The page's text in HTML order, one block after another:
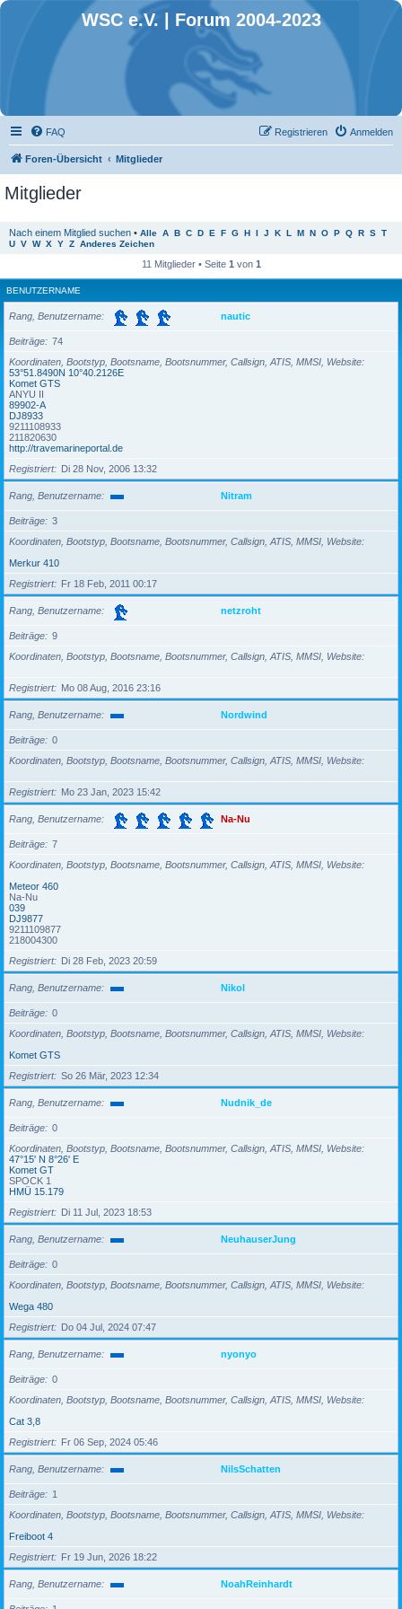
WSC e.V. | Forum 2004-2023
FAQ Anmelden
Registrieren
Foren-Übersicht Mitglieder
Mitglieder
Nach einem Mitglied suchen • Alle A B C D E F G H I J K L M N O P Q R S T
U V W X Y Z Anderes Zeichen
11 Mitglieder • Seite 1 von 1
BENUTZERNAME
Rang, Benutzername nautic
Beiträge
74
Koordinaten, Bootstyp, Bootsname, Bootsnummer, Callsign, ATIS, MMSI, Website
53°51.8490N 10°40.2126E
Komet GTS
ANYU II
89902-A
DJ8933
9211108933
211820630
http://travemarineportal.de
Registriert
Di 28 Nov, 2006 13:32
Rang, Benutzername Nitram
Beiträge
3
Koordinaten, Bootstyp, Bootsname, Bootsnummer, Callsign, ATIS, MMSI, Website
Merkur 410
Registriert
Fr 18 Feb, 2011 00:17
Rang, Benutzername netzroht
Beiträge
9
Koordinaten, Bootstyp, Bootsname, Bootsnummer, Callsign, ATIS, MMSI, Website
Registriert Mo 08 Aug, 2016 23:16
Rang, Benutzername Nordwind
Beiträge
0
Koordinaten, Bootstyp, Bootsname, Bootsnummer, Callsign, ATIS, MMSI, Website
Registriert Mo 23 Jan, 2023 15:42
Rang, Benutzername Na-Nu
Beiträge
7
Koordinaten, Bootstyp, Bootsname, Bootsnummer, Callsign, ATIS, MMSI, Website
Meteor 460
Na-Nu
039
DJ9877
9211109877
218004300
Registriert
Di 28 Feb, 2023 20:59
Rang, Benutzername Nikol
Beiträge
0
Koordinaten, Bootstyp, Bootsname, Bootsnummer, Callsign, ATIS, MMSI, Website
Komet GTS
Registriert
So 26 Mär, 2023 12:34
Rang, Benutzername Nudnik_de
Beiträge
0
Koordinaten, Bootstyp, Bootsname, Bootsnummer, Callsign, ATIS, MMSI, Website
47°15' N 8°26' E
Komet GT
SPOCK 1
HMÜ 15.179
Registriert
Di 11 Jul, 2023 18:53
Rang, Benutzername NeuhauserJung
Beiträge
0
Koordinaten, Bootstyp, Bootsname, Bootsnummer, Callsign, ATIS, MMSI, Website
Wega 480
Registriert
Do 04 Jul, 2024 07:47
Rang, Benutzername nyonyo
Beiträge
0
Koordinaten, Bootstyp, Bootsname, Bootsnummer, Callsign, ATIS, MMSI, Website
Cat 3,8
Registriert
Fr 06 Sep, 2024 05:46
Rang, Benutzername NilsSchatten
Beiträge
1
Koordinaten, Bootstyp, Bootsname, Bootsnummer, Callsign, ATIS, MMSI, Website
Freiboot 4
Registriert
Fr 19 Jun, 2026 18:22
Rang, Benutzername NoahReinhardt